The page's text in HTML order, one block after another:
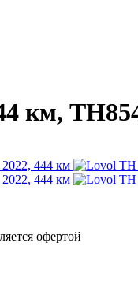
км,
офертой